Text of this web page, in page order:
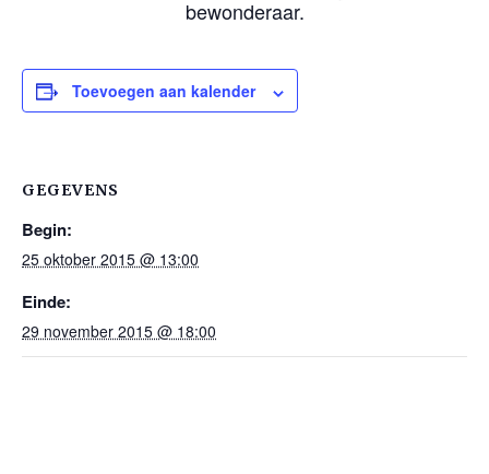
bewonderaar.
Toevoegen aan kalender
GEGEVENS
Begin:
25 oktober 2015 @ 13:00
Einde:
29 november 2015 @ 18:00